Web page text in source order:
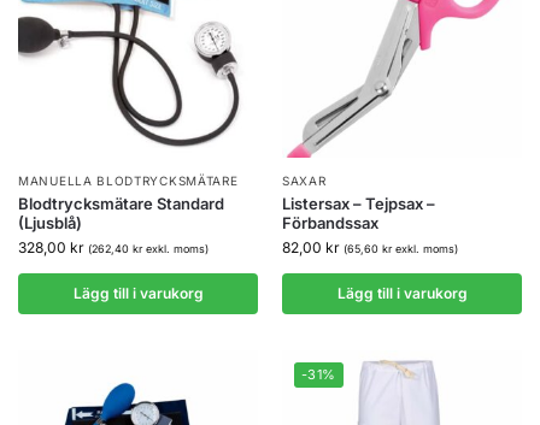
MANUELLA BLODTRYCKSMÄTARE
Blodtrycksmätare Standard
(Ljusblå)
328,00 kr (262,40 krexkl. moms)
Lägg till i varukorg
SAXAR
Listersax – Tejpsax –
Förbandssax
82,00 kr (65,60 krexkl. moms)
Lägg till i varukorg
-31%